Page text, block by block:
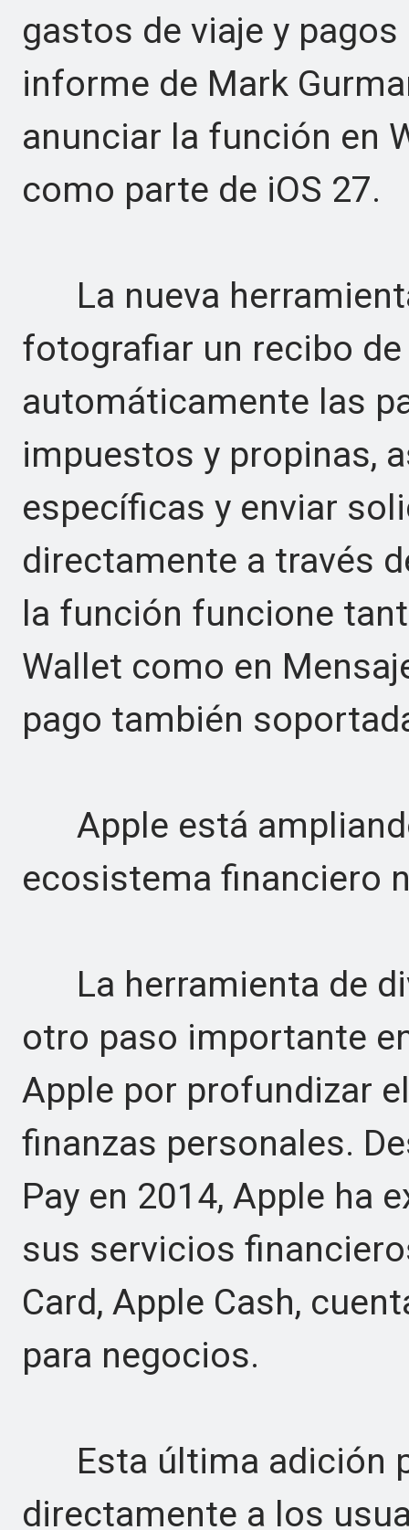
gastos de viaje y
informe de Mark
anunciar la función en
como parte de iOS 27.
La nueva
fotografiar un recibo
automáticamente las
impuestos y propinas,
específicas y enviar
directamente a través
la función funcione
Wallet como en
pago también
Apple está
ecosistema financiero
La herramienta de
otro paso importante
Apple por profundizar
finanzas personales.
Pay en 2014, Apple ha
sus servicios
Card, Apple Cash,
para negocios.
Esta última adición
directamente a los